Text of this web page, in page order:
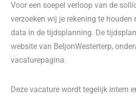
Voor een soepel verloop van de
verzoeken wij je rekening te houden
data in de tijdsplanning. De
website van BeljonWesterterp,
vacaturepagina.
Deze vacature wordt tegelijk intern